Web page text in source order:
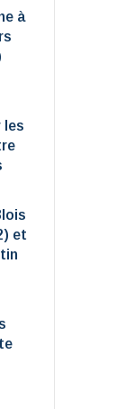
à
les
et